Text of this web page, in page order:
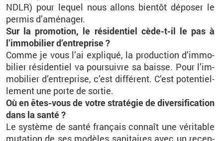
NDLR) pour le­quel nous al­lons bien­tôt dé­po­ser le
per­mis d’amé­na­ger.
Sur la pro­mo­tion, le ré­si­den­tiel cède-t-il le pas à
l’im­mo­bi­lier d’en­tre­prise ?
Comme je vous l’ai ex­pli­qué, la pro­duc­tion d’im­mo­
bi­lier ré­si­den­tiel va pour­suivre sa baisse. Pour l’im­
mo­bi­lier d’en­tre­prise, c’est dif­fé­rent. C’est po­ten­tiel­
le­ment une porte de sor­tie.
Où en êtes-vous de votre stra­té­gie de di­ver­si­fi­ca­tion
dans la santé ?
Le sys­tème de santé fran­çais connaît une vé­ri­table
mu­ta­tion de ses mo­dèles sa­ni­taires avec un re­cen­